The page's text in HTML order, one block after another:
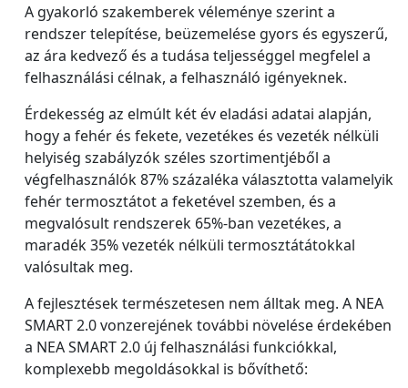
A gyakorló szakemberek véleménye szerint a
rendszer telepítése, beüzemelése gyors és egyszerű,
az ára kedvező és a tudása teljességgel megfelel a
felhasználási célnak, a felhasználó igényeknek.
Érdekesség az elmúlt két év eladási adatai alapján,
hogy a fehér és fekete, vezetékes és vezeték nélküli
helyiség szabályzók széles szortimentjéből a
végfelhasználók 87% százaléka választotta valamelyik
fehér termosztátot a feketével szemben, és a
megvalósult rendszerek 65%-ban vezetékes, a
maradék 35% vezeték nélküli termosztátátokkal
valósultak meg.
A fejlesztések természetesen nem álltak meg. A NEA
SMART 2.0 vonzerejének további növelése érdekében
a NEA SMART 2.0 új felhasználási funkciókkal,
komplexebb megoldásokkal is bővíthető: